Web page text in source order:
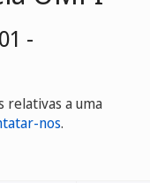
-
relativas a uma
nos.